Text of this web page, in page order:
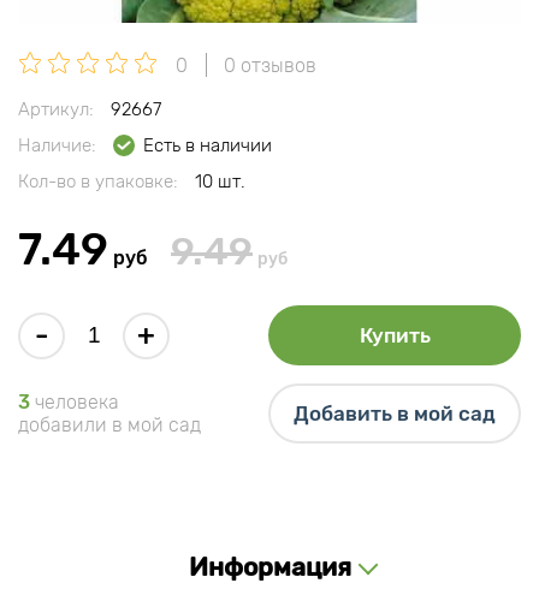
0 0 отзывов
Артикул:
92667
Наличие:
Есть в наличии
Кол-во в упаковке:
10 шт.
7.49 руб 9.49 руб
- + Купить
3 человека
добавили в мой сад
Добавить в мой сад
Информация